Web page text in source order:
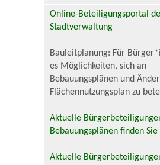
Online-Beteiligungsportal
Stadtverwaltung
Bauleitplanung: Für
es Möglichkeiten, sich an
Bebauungsplänen und
Flächennutzungsplan zu
Aktuelle
Bebauungsplänen finden Sie
Aktuelle